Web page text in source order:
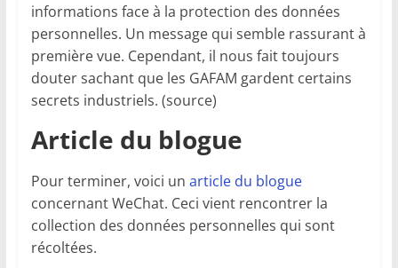
informations face à la protection des données
personnelles. Un message qui semble rassurant à
première vue. Cependant, il nous fait toujours
douter sachant que les GAFAM gardent certains
secrets industriels. (source)
Article du blogue
Pour terminer, voici un article du blogue
concernant WeChat. Ceci vient rencontrer la
collection des données personnelles qui sont
récoltées.